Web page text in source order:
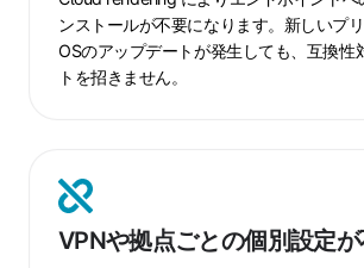
ー
計
画
ンストールが不要になります。新しいプ
OSのアップデートが発生しても、互換性
トを招きません。
ー
の
テ
展
開
が
VPNや拠点ごとの個別設定
VPN
拠